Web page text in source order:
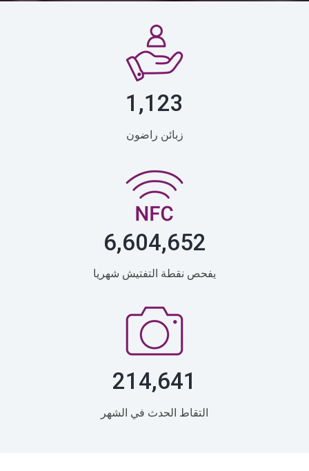
1,123
زبائن راضون
6,604,871
يفحص نقطة التفتيش شهريا
215,439
التقاط الحدث في الشهر